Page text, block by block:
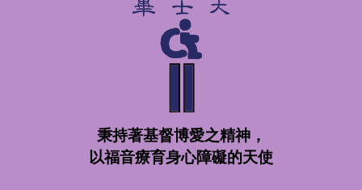
秉持著基督博愛之精神，
以福音療育身心障礙的天使